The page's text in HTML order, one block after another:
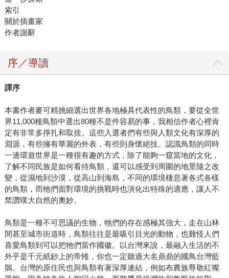
索引
關於插畫家
作者謝辭
序／導讀
譯序
本書作者麥可精挑細選出世界各地極具代表性的鳥類，要從全世
界11,000種鳥類中選出80種不是件容易的事，我相信作者心裡肯
定有非常多掙扎和取捨。這些入選者們有些與人類文化有深厚的
淵源，有些擁有華麗的外表，有些則身懷絕技。認識鳥類的同時
一邊環遊世界是一種很有趣的方式，除了能夠一窺當地的文化，
了解不同民族是如何看待鳥類，還可以感受到周圍的地景隨之改
變，從濕地到沙漠，從高山到海島，不同的環境棲息著各式各樣
的鳥類，而牠們面對環境的挑戰時也演化出特殊的適應，讓人不
禁讚嘆大自然的奧妙。
鳥類是一種不可思議的生物，牠們的存在感極其強大，走在山林
間甚至城市街道時，鳥類往往是最吸引目光的動物，也難怪人們
喜愛鳥類到可以把牠們當作國徽。以台灣來說，最融入生活的不
外乎是千元紙鈔上的帝雉，你也一定聽過大名鼎鼎的國鳥台灣藍
鵲。台灣的原住民也與鳥類有著深厚連結，例如布農族尊敬紅嘴